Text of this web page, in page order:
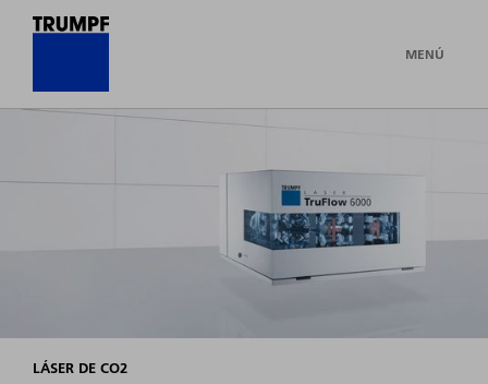
MENÚ
LÁSER DE CO2